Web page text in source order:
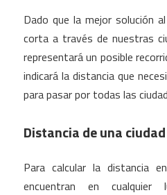
Dado que la mejor solución
corta a través de nuestras
representará un posible
indicará la distancia que
para pasar por todas las
Distancia de una
Para calcular la distancia
encuentran en